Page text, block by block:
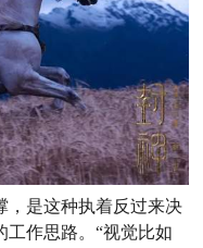
，是这种执着反过来决
工作思路。“视觉比如